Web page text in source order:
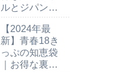
ルとジパング
ツは？
【2024年最
新】青春18き
っぷの知恵袋
｜お得な裏技7